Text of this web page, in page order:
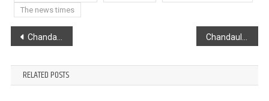
The news times
Post
navigation
Chandauli : हथियार बंद बदमाशों ने AC कोच के यात्री से की मारपीट, छीन ले गए सामान Chandauli : रफ्तार ने ली दो महिलाओं की जान, दो बाइक चालकों की हालत गंभीर
RELATED POSTS